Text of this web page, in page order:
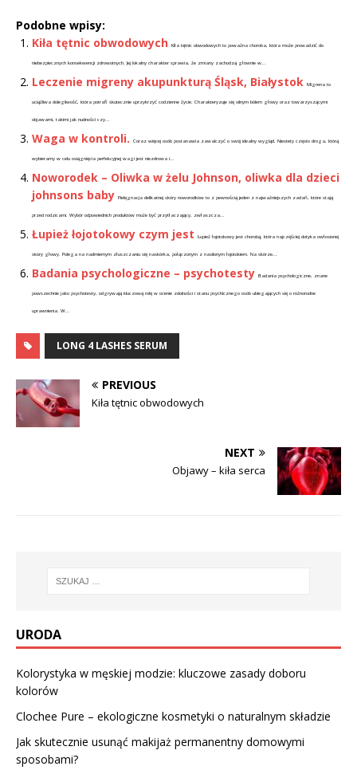
Podobne wpisy:
Kiła tętnic obwodowych
Kiła tętnic obwodowych to poważna choroba, która może prowadzić do
niebezpiecznych konsekwencji zdrowotnych. Jej lokalny charakter sprawia, że zmiany zachodzą głównie w...
Leczenie migreny akupunkturą Śląsk, Białystok Migrena to
uciążliwa dolegliwość, która potrafi skutecznie uprzykrzyć codzienne życie. Charakteryzuje się silnym bólem głowy oraz towarzyszącymi
objawami, takimi jak nudności czy...
Waga w kontroli. Coraz więcej osób postanawia zawalczyć o swój idealny wygląd. Niestety często droga, którą
wybieramy w celu osiągnięcia perfekcyjnej wagi jest niezdrowa i...
Noworodek – Oliwka w żelu Johnson, oliwka dla dzieci
johnsons baby Pielęgnacja delikatnej skóry noworodków to z pewnością jeden z najważniejszych zadań, które stają
przed rodzicami. Wybór odpowiednich produktów może być przytłaczający, zwłaszcza...
Łupież łojotokowy czym jest Łupież łojotokowy jest chorobą, która najczęściej dotyka owłosionej
skóry głowy. Polega na nadmiernym złuszczaniu się naskórka, połączonym z nasilonym łojotokiem. Na skórze...
Badania psychologiczne – psychotesty Badania psychologiczne, znane
powszechnie jako psychotesty, odgrywają kluczową rolę w ocenie zdolności i stanu psychicznego osób ubiegających się o różnorodne
uprawnienia. W...
LONG 4 LASHES SERUM
PREVIOUS
Kiła tętnic obwodowych
NEXT
Objawy – kiła serca
URODA
Kolorystyka w męskiej modzie: kluczowe zasady doboru
kolorów
Clochee Pure – ekologiczne kosmetyki o naturalnym składzie
Jak skutecznie usunąć makijaż permanentny domowymi
sposobami?